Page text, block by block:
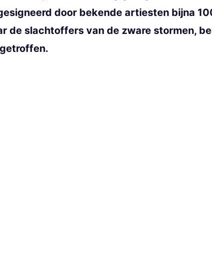
door bekende artiesten bijna
de slachtoffers van de zware stormen,